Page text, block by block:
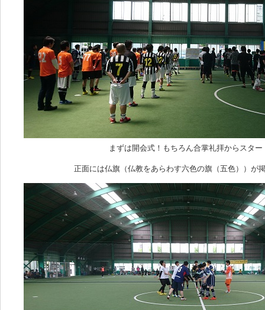
まずは開会式！もちろん合掌礼拝からスター
正面には仏旗（仏教をあらわす六色の旗（五色））が